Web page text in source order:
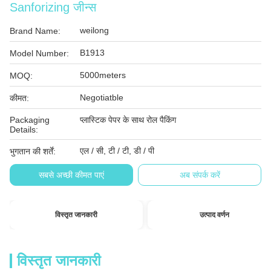
Sanforizing जीन्स
Brand Name: weilong
Model Number: B1913
MOQ: 5000meters
कीमत: Negotiatble
Packaging
Details:
प्लास्टिक पेपर के साथ रोल पैकिंग
भुगतान की शर्तें: एल / सी, टी / टी, डी / पी
सबसे अच्छी कीमत पाएं अब संपर्क करें
विस्तृत जानकारी उत्पाद वर्णन
विस्तृत जानकारी